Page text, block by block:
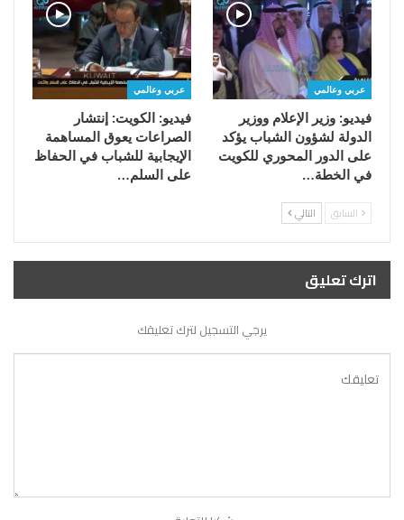
عربي وعالمي
فيديو: وزير الإعلام ووزير
الدولة لشؤون الشباب يؤكد
على الدور المحوري للكويت
في الخطة…
عربي وعالمي
فيديو: الكويت: إنتشار
الصراعات يعوق المساهمة
الإيجابية للشباب في الحفاظ
على السلم…
السابق التالي
اترك تعليق
يرجي التسجيل لترك تعليقك